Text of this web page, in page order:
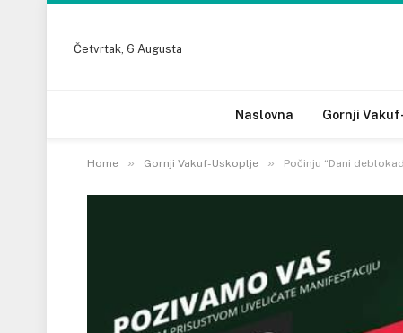
Četvrtak, 6 Augusta
Naslovna Gornji
Home » Gornji Vakuf-Uskoplje » Počinju “Dani